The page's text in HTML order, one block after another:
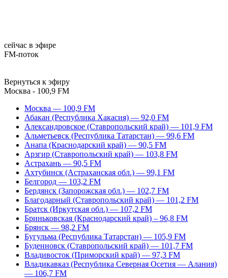
сейчас в эфире
FM-поток
Вернуться к эфиру
Москва - 100,9 FM
Москва — 100,9 FM
Абакан (Республика Хакасия) — 92,0 FM
Александровское (Ставропольский край) — 101,9 FM
Альметьевск (Республика Татарстан) — 99,6 FM
Анапа (Краснодарский край) — 90,5 FM
Арзгир (Ставропольский край) — 103,8 FM
Астрахань — 90,5 FM
Ахтубинск (Астраханская обл.) — 99,1 FM
Белгород — 103,2 FM
Бердянск (Запорожская обл.) — 102,7 FM
Благодарный (Ставропольский край) — 101,2 FM
Братск (Иркутская обл.) — 107,2 FM
Бриньковская (Краснодарский край) – 96,8 FM
Брянск — 98,2 FM
Бугульма (Республика Татарстан) — 105,9 FM
Буденновск (Ставропольский край) — 101,7 FM
Владивосток (Приморский край) — 97,3 FM
Владикавказ (Республика Северная Осетия — Алания)
— 106,7 FM